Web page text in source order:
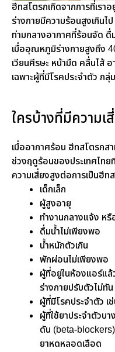
ฮีทสโตรกเกิดจากการที่เร
ร่างกายมีความร้อนสูงเกินไ
ท่ามกลางอากาศที่ร้อนจัด ดื่
เมื่ออุณหภูมิร่างกายสูงถึง
เวียนศีรษะ หน้ามืด คลื่นไส้ อ
เฉพาะผู้ที่มีโรคประจำตัว ก
ใครบ้างที่มีความเ
เมื่ออากาศร้อน ฮีทสโตรกส
ช่วงฤดูร้อนของประเทศไท
ความเสี่ยงสูงต่อการเป็นฮีท
เด็กเล็ก
ผู้สูงอายุ
ทำงานกลางแจ้ง ห
ดื่มน้ำไม่เพียงพอ
น้ำหนักตัวเกิน
พักผ่อนไม่เพียงพอ
ผู้ที่อยู่ในห้องแอร์แล้
ร่างกายปรับตัวไม่ทัน
ผู้ที่มีโรคประจำตัว เ
ผู้ที่ใช้ยาประจำตัวบ
ดัน (beta-
ยาหดหลอดเลือด